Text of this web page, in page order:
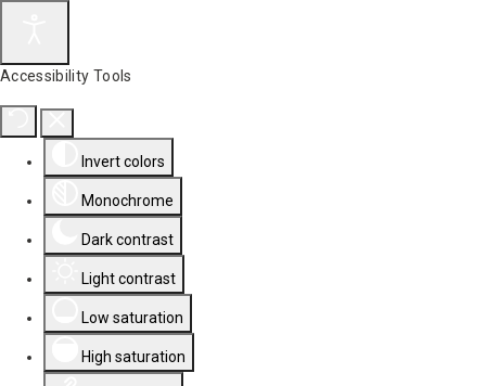
Accessibility Tools
Invert colors
Monochrome
Dark contrast
Light contrast
Low saturation
High saturation